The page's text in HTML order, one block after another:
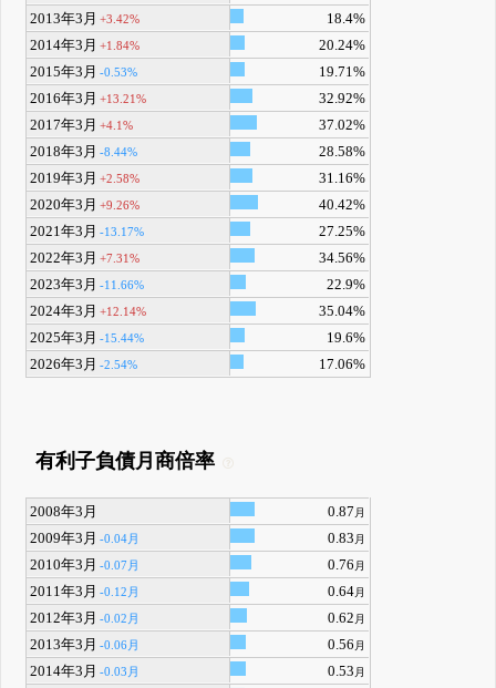
2013年3月 +3.42%
18.4%
2014年3月 +1.84%
20.24%
2015年3月 -0.53%
19.71%
2016年3月 +13.21%
32.92%
2017年3月 +4.1%
37.02%
2018年3月 -8.44%
28.58%
2019年3月 +2.58%
31.16%
2020年3月 +9.26%
40.42%
2021年3月 -13.17%
27.25%
2022年3月 +7.31%
34.56%
2023年3月 -11.66%
22.9%
2024年3月 +12.14%
35.04%
2025年3月 -15.44%
19.6%
2026年3月 -2.54% 17.06%
有利子負債月商倍率
2008年3月 0.87 月
2009年3月 -0.04月 0.83 月
2010年3月 -0.07月 0.76 月
2011年3月 -0.12月 0.64月
2012年3月 -0.02月 0.62 月
2013年3月 -0.06月 0.56 月
2014年3月 -0.03月 0.53 月